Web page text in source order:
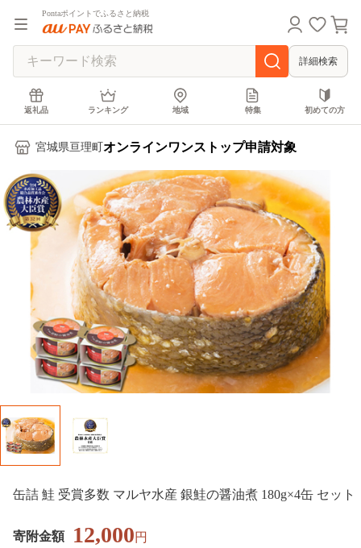
Pontaポイントでふるさと納税
詳細検索
返礼品 ランキング 地域 特集 初めての方
宮城県亘理町 オンラインワンストップ申請対象
缶詰 鮭 受賞多数 マルヤ水産 銀鮭の醤油煮 180g×4缶 セット
寄附金額 12,000円